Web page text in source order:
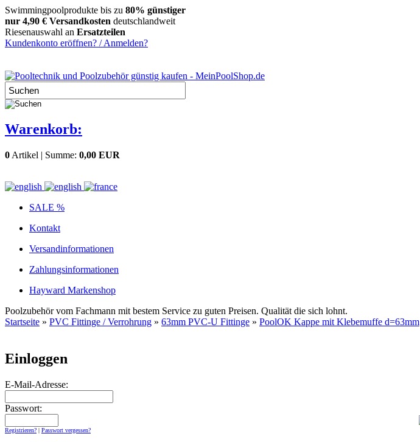
Swimmingpoolprodukte bis zu 80% günstiger
nur 4,90 € Versandkosten deutschlandweit
Riesenauswahl an Ersatzteilen
Kundenkonto eröffnen? / Anmelden?
Warenkorb:
0 Artikel | Summe: 0,00 EUR
SALE %
Kontakt
Versandinformationen
Zahlungsinformationen
Hayward Markenshop
Poolzubehör vom Fachmann mit bestem Service zu guten Preisen. Qualität die sich lohnt.
Startseite » PVC Fittinge / Verrohrung » 63mm PVC-U Fittinge » PoolOK Kappe mit Klebemuffe d=63mm
Einloggen
E-Mail-Adresse:
Passwort:
Registrieren? | Passwort vergessen?